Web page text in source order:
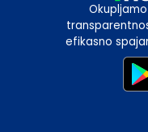
efikasno